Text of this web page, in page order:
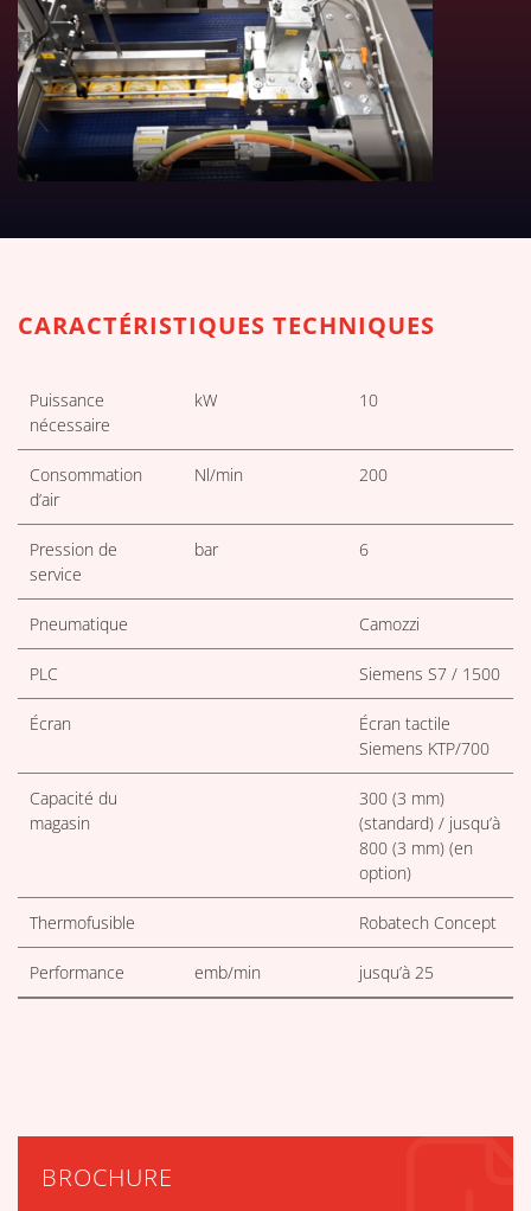
CARACTÉRISTIQUES TECHNIQUES
Puissance
nécessaire
kW 10
Consommation
d’air
Nl/min 200
Pression de
service
bar 6
Pneumatique Camozzi
PLC Siemens S7 / 1500
Écran
Écran tactile
Siemens KTP/700
Capacité du
magasin
300 (3 mm)
(standard) / jusqu’à
800 (3 mm) (en
option)
Thermofusible Robatech Concept
Performance emb/min jusqu’à 25
BROCHURE